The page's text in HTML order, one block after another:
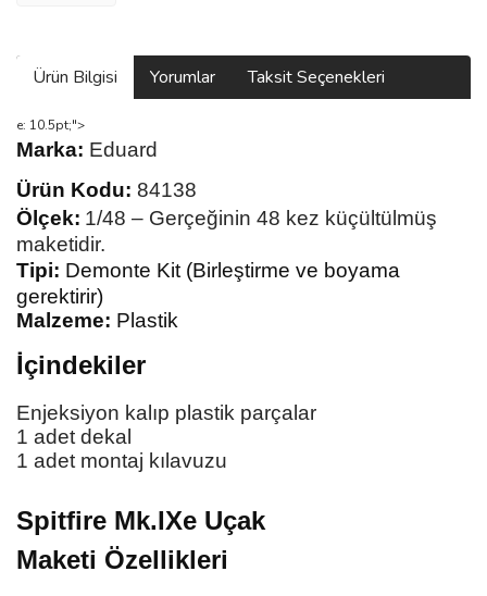
Ürün Bilgisi Yorumlar Taksit Seçenekleri
e: 10.5pt;">
Marka: Eduard
Ürün Kodu: 84138
Ölçek: 1/48 – Gerçeğinin 48 kez küçültülmüş
maketidir.
Tipi: Demonte Kit (Birleştirme ve boyama
gerektirir)
Malzeme: Plastik
İçindekiler
Enjeksiyon kalıp plastik parçalar
1 adet dekal
1 adet montaj kılavuzu
Spitfire Mk.IXe Uçak
Maketi Özellikleri